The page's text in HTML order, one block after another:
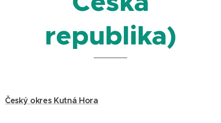
republika)
Český okres Kutná Hora